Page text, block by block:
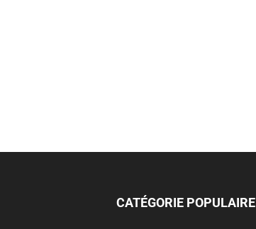
CATÉGORIE POPULAIRE